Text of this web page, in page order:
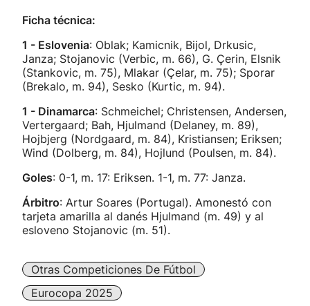
Ficha técnica:
1 - Eslovenia: Oblak; Kamicnik, Bijol, Drkusic,
Janza; Stojanovic (Verbic, m. 66), G. Çerin, Elsnik
(Stankovic, m. 75), Mlakar (Çelar, m. 75); Sporar
(Brekalo, m. 94), Sesko (Kurtic, m. 94).
1 - Dinamarca: Schmeichel; Christensen, Andersen,
Vertergaard; Bah, Hjulmand (Delaney, m. 89),
Hojbjerg (Nordgaard, m. 84), Kristiansen; Eriksen;
Wind (Dolberg, m. 84), Hojlund (Poulsen, m. 84).
Goles: 0-1, m. 17: Eriksen. 1-1, m. 77: Janza.
Árbitro: Artur Soares (Portugal). Amonestó con
tarjeta amarilla al danés Hjulmand (m. 49) y al
esloveno Stojanovic (m. 51).
Otras Competiciones De Fútbol
Eurocopa 2025